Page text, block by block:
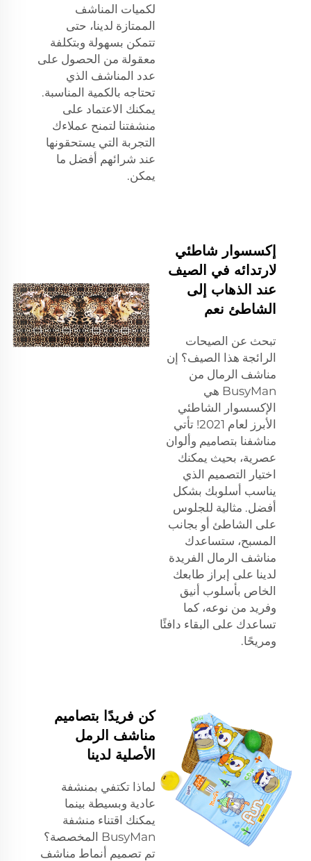
لكميات المناشف
الممتازة لدينا، حتى
تتمكن بسهولة وبتكلفة
معقولة من الحصول على
عدد المناشف الذي
تحتاجه بالكمية المناسبة.
يمكنك الاعتماد على
منشفتنا لتمنح عملاءك
التجربة التي يستحقونها
عند شرائهم أفضل ما
يمكن.
إكسسوار شاطئي
لارتدائه في الصيف
عند الذهاب إلى
الشاطئ نعم
تبحث عن الصيحات
الرائجة هذا الصيف؟ إن
مناشف الرمال من
BusyMan هي
الإكسسوار الشاطئي
الأبرز لعام 2021! تأتي
مناشفنا بتصاميم وألوان
عصرية، بحيث يمكنك
اختيار التصميم الذي
يناسب أسلوبك بشكل
أفضل. مثالية للجلوس
على الشاطئ أو بجانب
المسبح، ستساعدك
مناشف الرمال الفريدة
لدينا على إبراز طابعك
الخاص بأسلوب أنيق
وفريد من نوعه، كما
تساعدك على البقاء دافئًا
ومريحًا.
كن فريدًا بتصاميم
مناشف الرمل
الأصلية لدينا
لماذا تكتفي بمنشفة
عادية وبسيطة بينما
يمكنك اقتناء منشفة
BusyMan المخصصة؟
تم تصميم أنماط مناشف